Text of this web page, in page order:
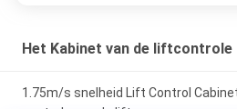
Het Kabinet van de liftcontrole
1.75m/s snelheid Lift Control